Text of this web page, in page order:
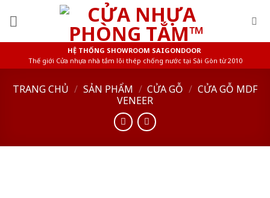
HỆ THỐNG SHOWROOM SAIGONDOOR
Thế giới Cửa nhựa nhà tắm lõi thép chống nước tại Sài Gòn từ 2010
TRANG CHỦ / SẢN PHẨM / CỬA GỖ / CỬA GỖ MDF
VENEER